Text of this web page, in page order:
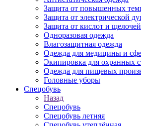
Защита от повышенных
Защита от электрической
Защита от кислот и щелочей
Одноразовая одежда
Влагозащитная одежда
Одежда для медицины и
Экипировка для охранных
Одежда для пищевых
Головные уборы
Спецобувь
Назад
Спецобувь
Спецобувь летняя